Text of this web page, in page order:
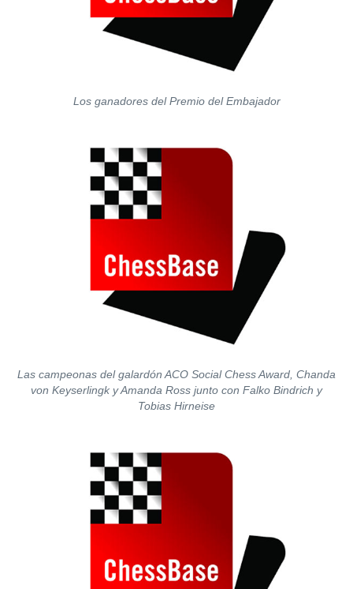
Los ganadores del Premio del Embajador
Las campeonas del galardón ACO Social Chess Award, Chanda
von Keyserlingk y Amanda Ross junto con Falko Bindrich y
Tobias Hirneise